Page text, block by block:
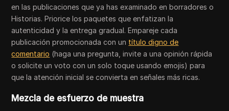
en las publicaciones que ya has examinado en borradores o
Historias. Priorice los paquetes que enfatizan la
autenticidad y la entrega gradual. Empareje cada
publicación promocionada con un título digno de
comentario (haga una pregunta, invite a una opinión rápida
o solicite un voto con un solo toque usando emojis) para
que la atención inicial se convierta en señales más ricas.
Mezcla de esfuerzo de muestra